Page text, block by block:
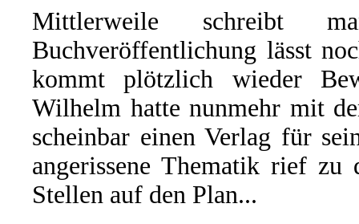
Mittlerweile schreibt
Buchveröffentlichung lässt
kommt plötzlich wieder
Wilhelm hatte nunmehr mit
scheinbar einen Verlag für
angerissene Thematik rief zu
Stellen auf den Plan...